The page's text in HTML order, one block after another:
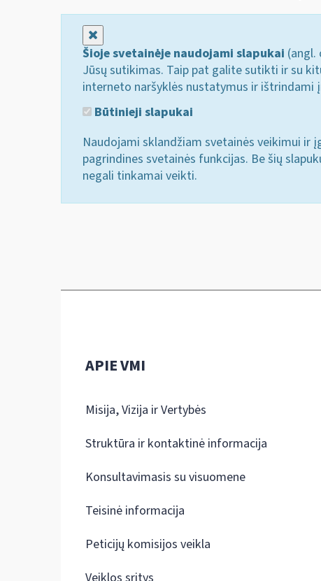
Šioje svetainėje naudojami slapukai
Jūsų sutikimas. Taip pat galite sutikti ir su
interneto naršyklės nustatymus ir ištrindami
Būtinieji slapukai
Naudojami sklandžiam svetainės veikimui ir
pagrindines svetainės funkcijas. Be šių
negali tinkamai veikti.
APIE VMI
Misija, Vizija ir Vertybės
Struktūra ir kontaktinė informacija
Konsultavimasis su visuomene
Teisinė informacija
Peticijų komisijos veikla